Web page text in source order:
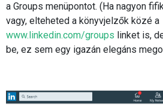
a Groups menüpontot. (Ha nagyon
vagy, elteheted a könyvjelzők közé a
www.linkedin.com/groups linket is,
be, ez sem egy igazán elegáns